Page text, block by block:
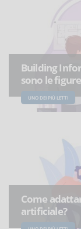
Building
sono le
UNO DEI PIÙ LETTI
Come
artificiale?